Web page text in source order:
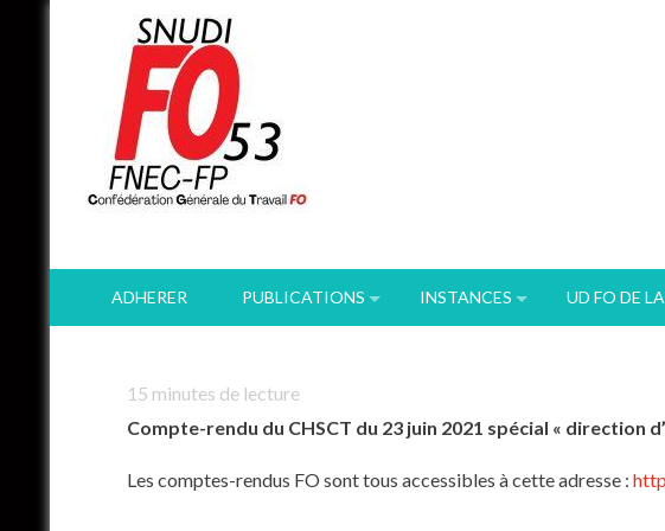
ADHERER PUBLICATIONS INSTANCES UD FO DE
15 minutes de lecture
Compte-rendu du CHSCT du 23 juin 2021 spécial « direction
Les comptes-rendus FO sont tous accessibles à cette adresse :